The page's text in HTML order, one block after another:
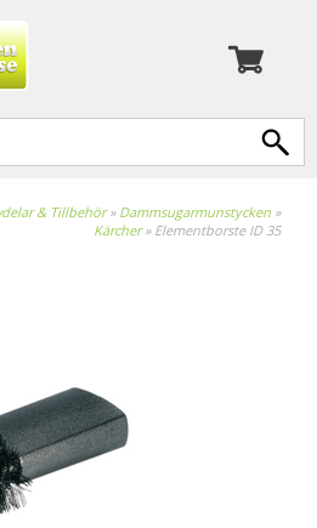
& Tillbehör» Dammsugarmunstycken »
Kärcher» Elementborste ID 35